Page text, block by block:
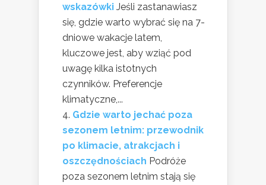
wskazówki Jeśli zastanawiasz
się, gdzie warto wybrać się na 7-
dniowe wakacje latem,
kluczowe jest, aby wziąć pod
uwagę kilka istotnych
czynników. Preferencje
klimatyczne,...
Gdzie warto jechać poza
sezonem letnim: przewodnik
po klimacie, atrakcjach i
oszczędnościach Podróże
poza sezonem letnim stają się